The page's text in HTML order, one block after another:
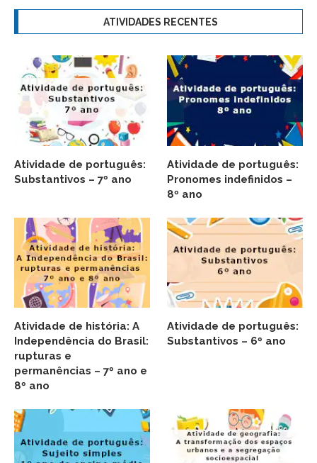
ATIVIDADES RECENTES
Atividade de português:
Substantivos – 7º ano
Atividade de português:
Pronomes indefinidos –
8º ano
Atividade de história: A
Independência do Brasil:
rupturas e
permanências – 7º ano e
8º ano
Atividade de português:
Substantivos – 6º ano